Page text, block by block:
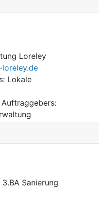
Loreley
: Lokale
:
Sanierung